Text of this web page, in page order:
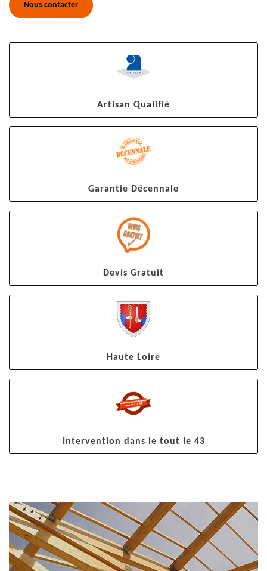
Nous contacter
Artisan Qualifié
Garantie Décennale
Devis Gratuit
Haute Loire
Intervention dans le tout le 43